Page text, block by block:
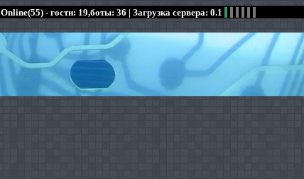
Online(55) - гости: 19,боты: 36 | Загрузка сервера: 0.1